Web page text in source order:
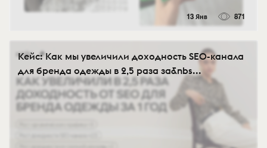
13 Янв 871
Кейс: Как мы увеличили доходность SEO-канала
для бренда одежды в 2,5 раза за&nbs...